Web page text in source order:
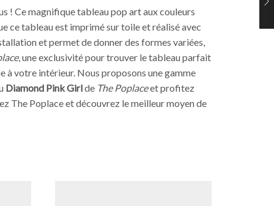
! Ce magnifique tableau pop art aux couleurs
ce tableau est imprimé sur toile et réalisé avec
et permet de donner des formes variées,
, une exclusivité pour trouver le tableau parfait
à votre intérieur. Nous proposons une gamme
Diamond Pink Girlde The Poplaceet profitez
The Poplace et découvrez le meilleur moyen de